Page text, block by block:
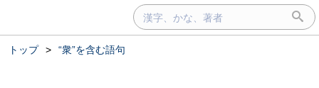
トップ > “衆”を含む語句